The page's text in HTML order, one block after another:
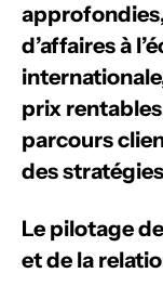
d’affaires à
prix
parcours
des
Le pilotage
et de la